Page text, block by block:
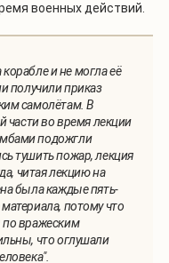
военных действий.
корабле и не могла её
получили приказ
самолётам. В
части во время лекции
подожгли
тушить пожар, лекция
читая лекцию на
была каждые пять-
потому что
по вражеским
что оглушали